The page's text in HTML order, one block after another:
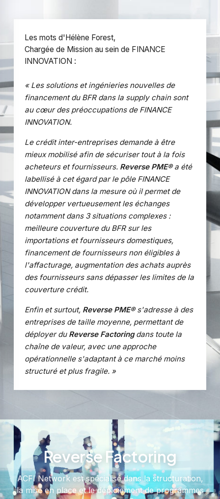
Les mots d'Hélène Forest,
Chargée de Mission au sein de FINANCE
INNOVATION :
« Les solutions et ingénieries nouvelles de
financement du BFR dans la supply chain sont
au cœur des préoccupations de FINANCE
INNOVATION.
Le crédit inter-entreprises demande à être
mieux mobilisé afin de sécuriser tout à la fois
acheteurs et fournisseurs. Reverse PME®a été
labellisé à cet égard par le pôle FINANCE
INNOVATION dans la mesure où il permet de
développer vertueusement les échanges
notamment dans 3 situations complexes :
meilleure couverture du BFR sur les
importations et fournisseurs domestiques,
financement de fournisseurs non éligibles à
l'affacturage, augmentation des achats auprès
des fournisseurs sans dépasser les limites de la
couverture crédit.
Enfin et surtout, Reverse PME®s'adresse à des
entreprises de taille moyenne, permettant de
déployer du Reverse Factoringdans toute la
chaîne de valeur, avec une approche
opérationnelle s'adaptant à ce marché moins
structuré et plus fragile. »
Reverse Factoring
ACFI Network est spécialisé dans la structuration,
la mise en place et le déploiement de programmes